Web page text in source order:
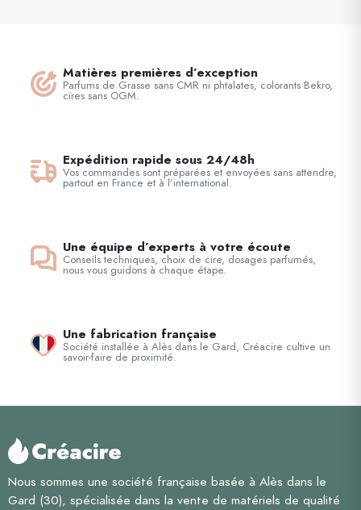
Matières premières d’exception
Parfums de Grasse sans CMR ni phtalates, colorants Bekro,
cires sans OGM.
Expédition rapide sous 24/48h
Vos commandes sont préparées et envoyées sans attendre,
partout en France et à l’international.
Une équipe d’experts à votre écoute
Conseils techniques, choix de cire, dosages parfumés,
nous vous guidons à chaque étape.
Une fabrication française
Société installée à Alès dans le Gard, Créacire cultive un
savoir-faire de proximité.
Nous sommes une société française basée à Alès dans le
Gard (30), spécialisée dans la vente de matériels de qualité